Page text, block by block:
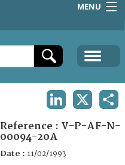
MENU
Reference : V-P-AF-N-
00094-20A
Date : 11/02/1993